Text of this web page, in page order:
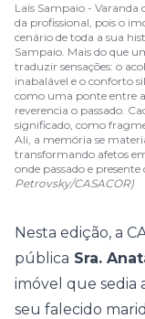
Laís Sampaio - Varanda
da profissional, pois o
cenário de toda a sua
Sampaio. Mais do que
traduzir sensações: o
inabalável e o conforto
como uma ponte entre
reverencia o passado.
significado, como
Ali, a memória se
transformando afetos
onde passado e
Petrovsky/CASACOR)
Nesta edição, a
pública Sra.
imóvel que sedia
seu falecido